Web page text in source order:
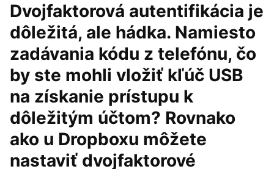
Dvojfaktorová autentifikácia je
dôležitá, ale hádka. Namiesto
zadávania kódu z telefónu, čo
by ste mohli vložiť kľúč USB
na získanie prístupu k
dôležitým účtom? Rovnako
ako u Dropboxu môžete
nastaviť dvojfaktorové